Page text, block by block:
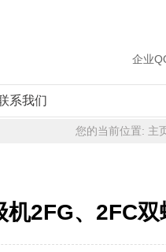
企业
系我们
您的当前位置: 主
机2FG、2FC